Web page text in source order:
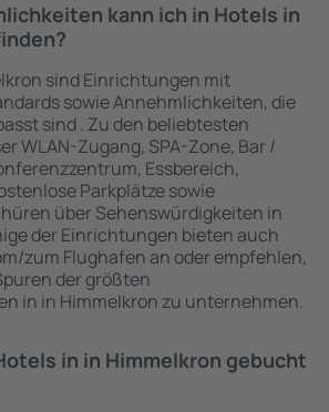
kann ich in Hotels in
sind Einrichtungen mit
sowie Annehmlichkeiten, die
sind . Zu den beliebtesten
WLAN-Zugang, SPA-Zone, Bar /
Essbereich,
Parkplätze sowie
über Sehenswürdigkeiten in
der Einrichtungen bieten auch
zum Flughafen an oder empfehlen,
der größten
in in Himmelkron zu unternehmen.
in in Himmelkron gebucht